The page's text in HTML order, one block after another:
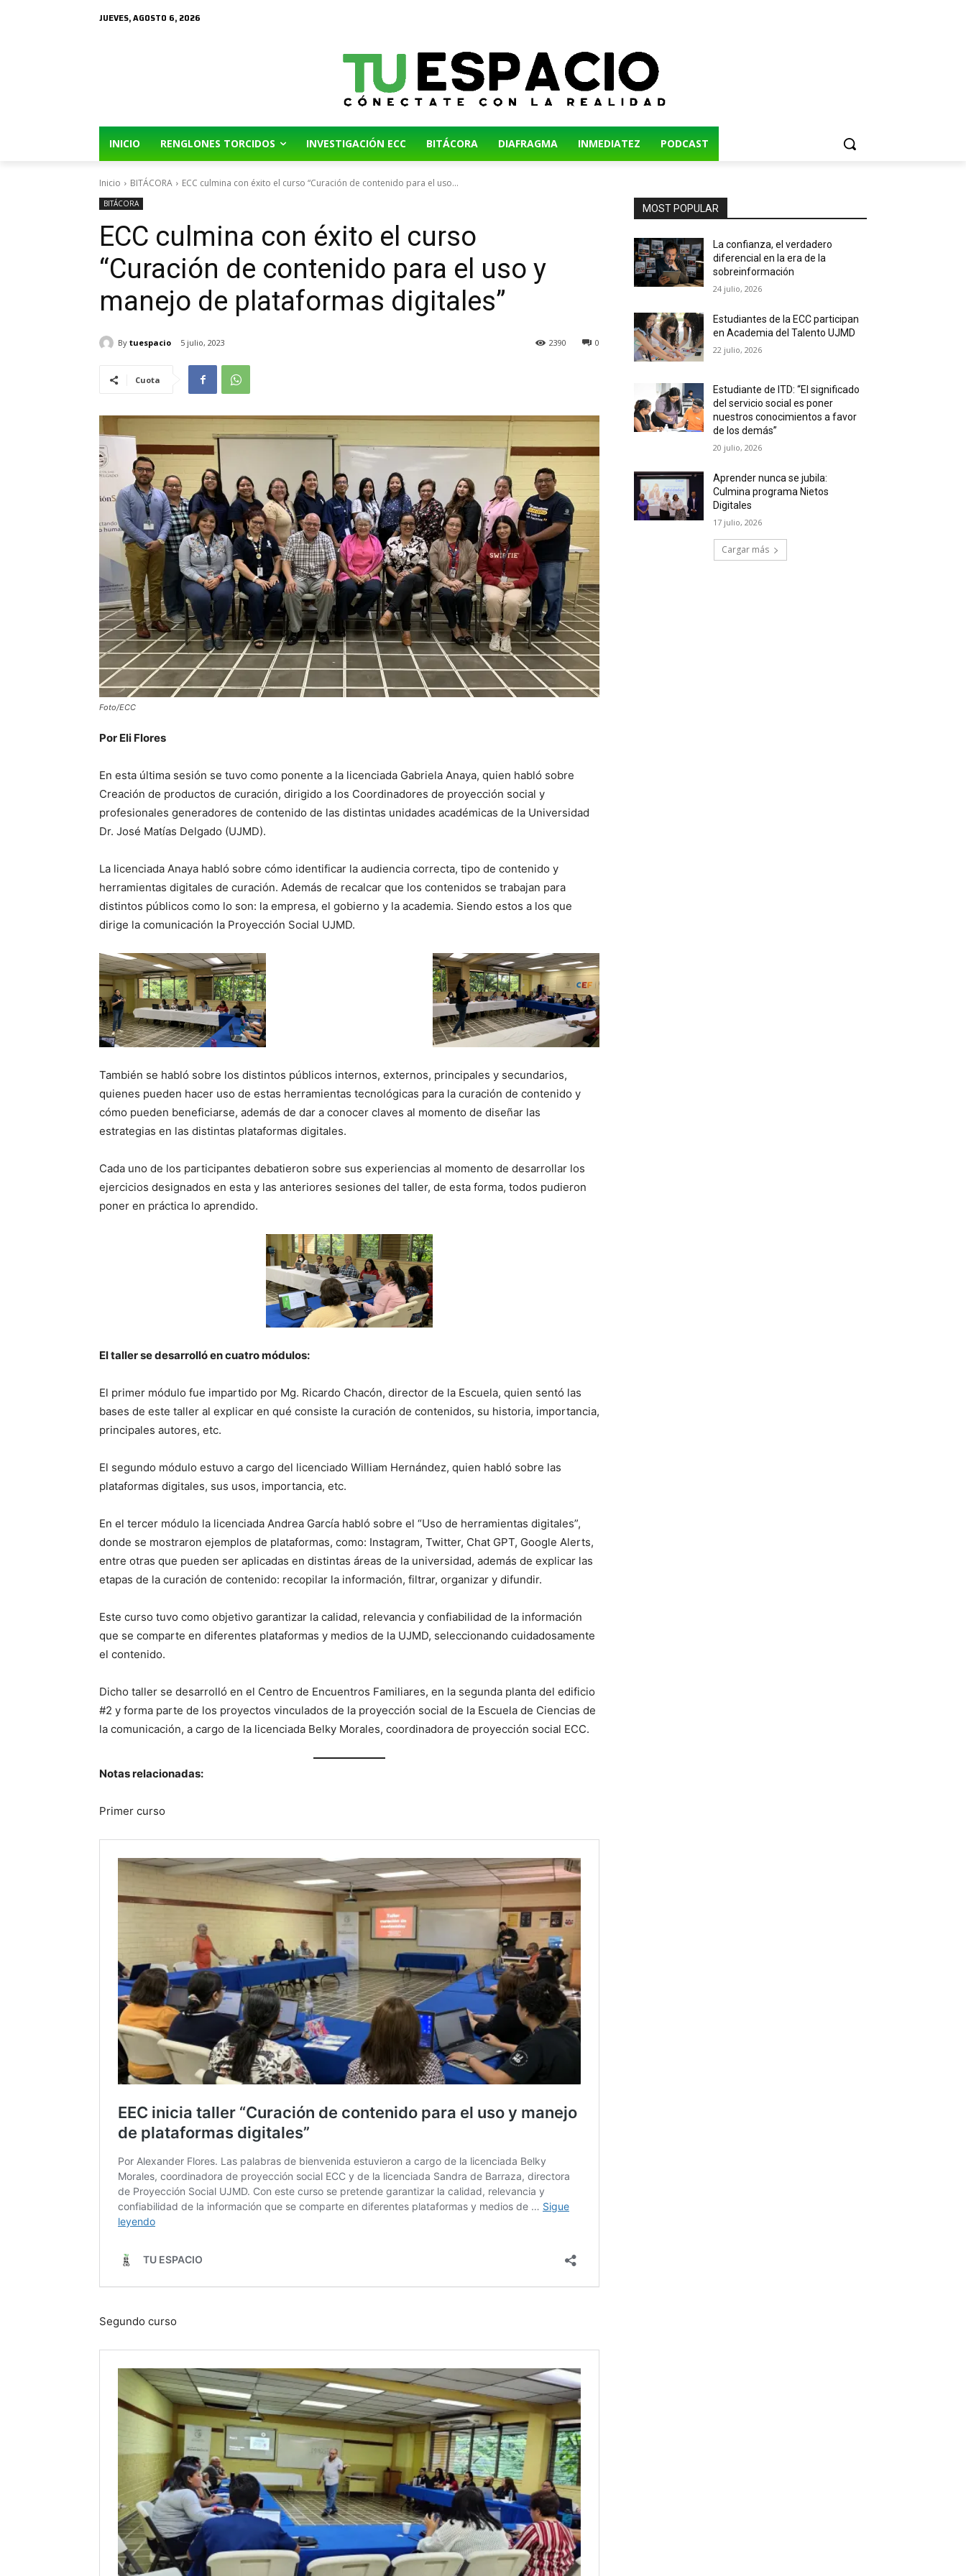
JUEVES, AGOSTO 6, 2026
INICIO RENGLONES TORCIDOS INVESTIGACIÓN ECC BITÁCORA DIAFRAGMA INMEDIATEZ PODCAST
Inicio BITÁCORA ECC culmina con éxito el curso “Curación de contenido para el uso...
BITÁCORA
ECC culmina con éxito el curso
“Curación de contenido para el uso y
manejo de plataformas digitales”
By tuespacio 5 julio, 2023 0
2390
Cuota
Foto/ECC
Por Eli Flores
En esta última sesión se tuvo como ponente a la licenciada Gabriela Anaya, quien habló sobre
Creación de productos de curación, dirigido a los Coordinadores de proyección social y
profesionales generadores de contenido de las distintas unidades académicas de la Universidad
Dr. José Matías Delgado (UJMD).
La licenciada Anaya habló sobre cómo identificar la audiencia correcta, tipo de contenido y
herramientas digitales de curación. Además de recalcar que los contenidos se trabajan para
distintos públicos como lo son: la empresa, el gobierno y la academia. Siendo estos a los que
dirige la comunicación la Proyección Social UJMD.
También se habló sobre los distintos públicos internos, externos, principales y secundarios,
quienes pueden hacer uso de estas herramientas tecnológicas para la curación de contenido y
cómo pueden beneficiarse, además de dar a conocer claves al momento de diseñar las
estrategias en las distintas plataformas digitales.
Cada uno de los participantes debatieron sobre sus experiencias al momento de desarrollar los
ejercicios designados en esta y las anteriores sesiones del taller, de esta forma, todos pudieron
poner en práctica lo aprendido.
El taller se desarrolló en cuatro módulos:
El primer módulo fue impartido por Mg. Ricardo Chacón, director de la Escuela, quien sentó las
bases de este taller al explicar en qué consiste la curación de contenidos, su historia, importancia,
principales autores, etc.
El segundo módulo estuvo a cargo del licenciado William Hernández, quien habló sobre las
plataformas digitales, sus usos, importancia, etc.
En el tercer módulo la licenciada Andrea García habló sobre el “Uso de herramientas digitales”,
donde se mostraron ejemplos de plataformas, como: Instagram, Twitter, Chat GPT, Google Alerts,
entre otras que pueden ser aplicadas en distintas áreas de la universidad, además de explicar las
etapas de la curación de contenido: recopilar la información, filtrar, organizar y difundir.
Este curso tuvo como objetivo garantizar la calidad, relevancia y confiabilidad de la información
que se comparte en diferentes plataformas y medios de la UJMD, seleccionando cuidadosamente
el contenido.
Dicho taller se desarrolló en el Centro de Encuentros Familiares, en la segunda planta del edificio
#2 y forma parte de los proyectos vinculados de la proyección social de la Escuela de Ciencias de
la comunicación, a cargo de la licenciada Belky Morales, coordinadora de proyección social ECC.
Notas relacionadas:
Primer curso
Segundo curso
MOST POPULAR
La confianza, el verdadero
diferencial en la era de la
sobreinformación
24 julio, 2026
Estudiantes de la ECC participan
en Academia del Talento UJMD
22 julio, 2026
Estudiante de ITD: “El significado
del servicio social es poner
nuestros conocimientos a favor
de los demás”
20 julio, 2026
Aprender nunca se jubila:
Culmina programa Nietos
Digitales
17 julio, 2026
Cargar más